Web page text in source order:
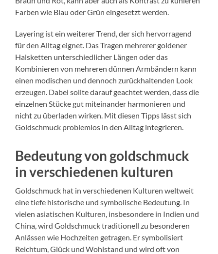
Farben wie Blau oder Grün eingesetzt werden.
Layering ist ein weiterer Trend, der sich hervorragend
für den Alltag eignet. Das Tragen mehrerer goldener
Halsketten unterschiedlicher Längen oder das
Kombinieren von mehreren dünnen Armbändern kann
einen modischen und dennoch zurückhaltenden Look
erzeugen. Dabei sollte darauf geachtet werden, dass die
einzelnen Stücke gut miteinander harmonieren und
nicht zu überladen wirken. Mit diesen Tipps lässt sich
Goldschmuck problemlos in den Alltag integrieren.
Bedeutung von goldschmuck
in verschiedenen kulturen
Goldschmuck hat in verschiedenen Kulturen weltweit
eine tiefe historische und symbolische Bedeutung. In
vielen asiatischen Kulturen, insbesondere in Indien und
China, wird Goldschmuck traditionell zu besonderen
Anlässen wie Hochzeiten getragen. Er symbolisiert
Reichtum, Glück und Wohlstand und wird oft von